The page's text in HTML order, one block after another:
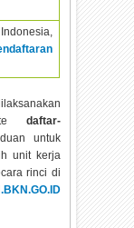
daftar-
untuk
unit kerja
rinci di